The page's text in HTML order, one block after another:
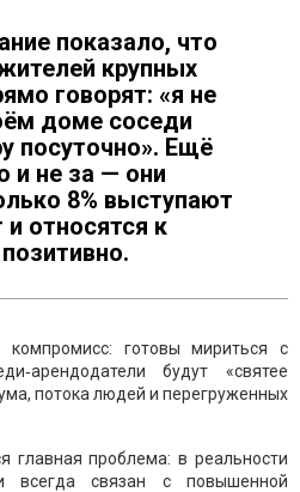
показало, что
крупных
говорят: «я не
доме соседи
посуточно». Ещё
и не за — они
8% выступают
относятся к
готовы мириться с
будут «святее
потока людей и перегруженных
главная проблема: в реальности
всегда связан с повышенной